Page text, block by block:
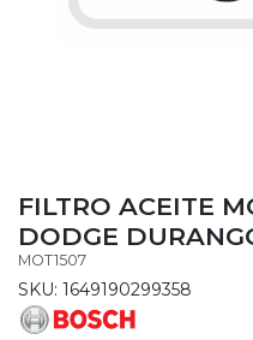
FILTRO ACEITE
DODGE
MOT1507
SKU: 1649190299358